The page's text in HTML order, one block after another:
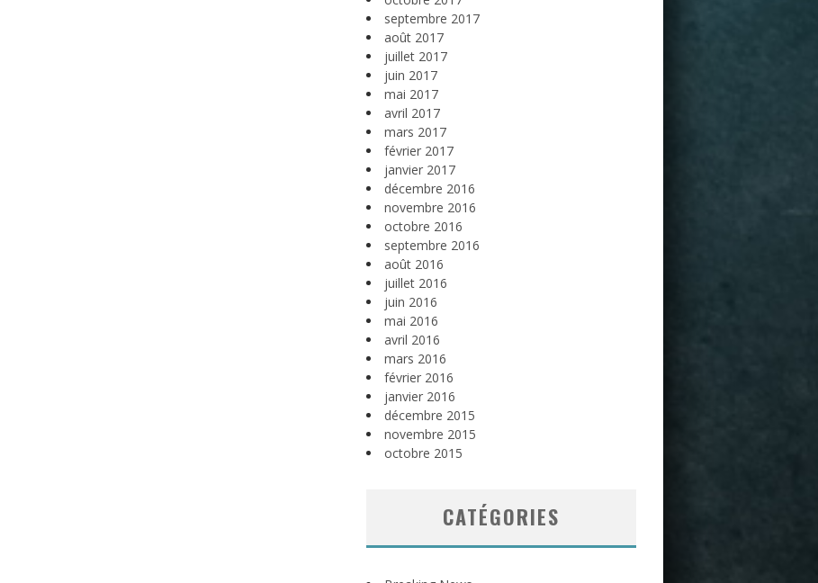
septembre 2017
août 2017
juillet 2017
juin 2017
mai 2017
avril 2017
mars 2017
février 2017
janvier 2017
décembre 2016
novembre 2016
octobre 2016
septembre 2016
août 2016
juillet 2016
juin 2016
mai 2016
avril 2016
mars 2016
février 2016
janvier 2016
décembre 2015
novembre 2015
octobre 2015
CATÉGORIES